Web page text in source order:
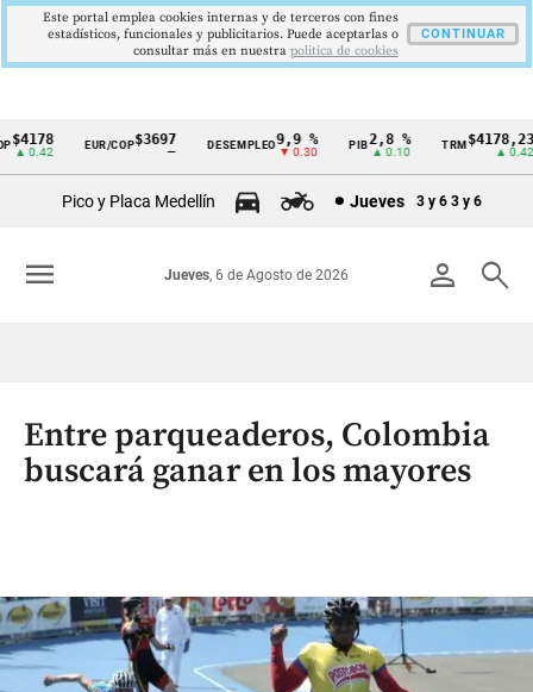
Cintillo
Colombia
▲ 0.42
EUR/COP$3697 DESEMPLEO 9,9 %
▼ 0.30
PIB2,8 %
▲ 0.10
TRM$4178,23
▲ 0.42
Pico y Placa Medellín Jueves 3 y 6 3 y 6
person search
Jueves, 6 de Agosto de 2026
menu
Entre parqueaderos, Colombia
buscará ganar en los mayores
Este portal emplea cookies internas y de terceros con fines
estadísticos, funcionales y publicitarios. Puede aceptarlas o
consultar más en nuestra politica de cookies
CONTINUAR